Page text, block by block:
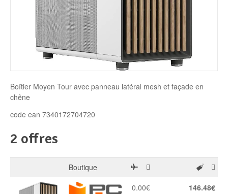
Disque SSD
Boîtier Moyen Tour avec panneau latéral mesh et façade en
chêne
code ean 7340172704720
2 offres
Boutique
0.00€
146.48€